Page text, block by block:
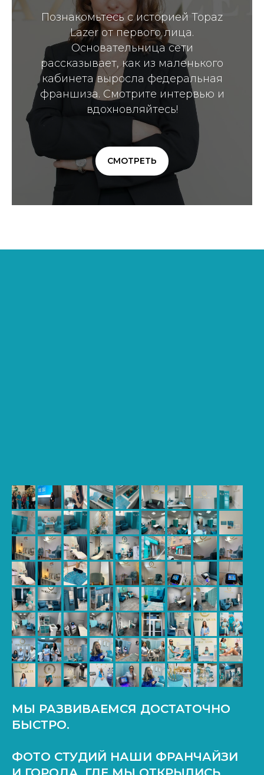
Познакомьтесь с историей Topaz
Lazer от первого лица.
Основательница сети
рассказывает, как из маленького
кабинета выросла федеральная
франшиза. Смотрите интервью и
вдохновляйтесь!
СМОТРЕТЬ
МЫ РАЗВИВАЕМСЯ ДОСТАТОЧНО
БЫСТРО.
ФОТО СТУДИЙ НАШИ ФРАНЧАЙЗИ